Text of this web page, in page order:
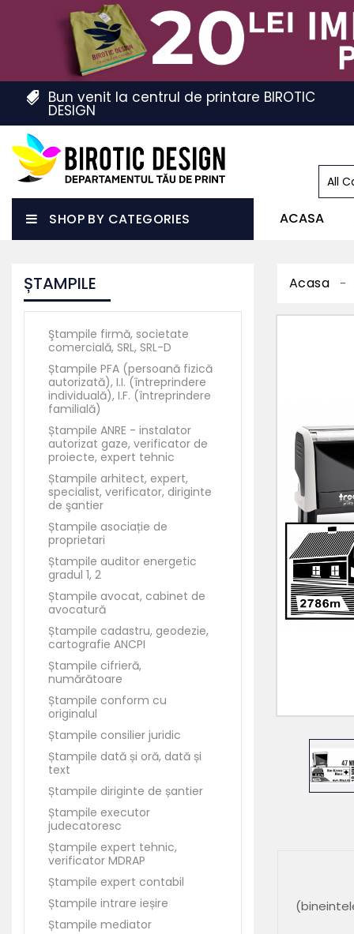
Bun venit la centrul de printare BIROTIC
DESIGN
ACASA
SHOP BY CATEGORIES
ȘTAMPILE
Ştampile firmă, societate
comercială, SRL, SRL-D
Ștampile PFA (persoană fizică
autorizată), I.I. (întreprindere
individuală), I.F. (întreprindere
familială)
Ștampile ANRE - instalator
autorizat gaze, verificator de
proiecte, expert tehnic
Ștampile arhitect, expert,
specialist, verificator, diriginte
de şantier
Ștampile asociație de
proprietari
Ștampile auditor energetic
gradul 1, 2
Ștampile avocat, cabinet de
avocatură
Ștampile cadastru, geodezie,
cartografie ANCPI
Ștampile cifrieră,
numărătoare
Ștampile conform cu
originalul
Ștampile consilier juridic
Ștampile dată și oră, dată și
text
Ștampile diriginte de șantier
Ștampile executor
judecatoresc
Ștampile expert tehnic,
verificator MDRAP
Ștampile expert contabil
Ștampile intrare ieșire
Ștampile mediator
Acasa